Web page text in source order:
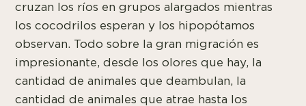
cruzan los ríos en grupos alargados mientras
los cocodrilos esperan y los hipopótamos
observan. Todo sobre la gran migración es
impresionante, desde los olores que hay, la
cantidad de animales que deambulan, la
cantidad de animales que atrae hasta los